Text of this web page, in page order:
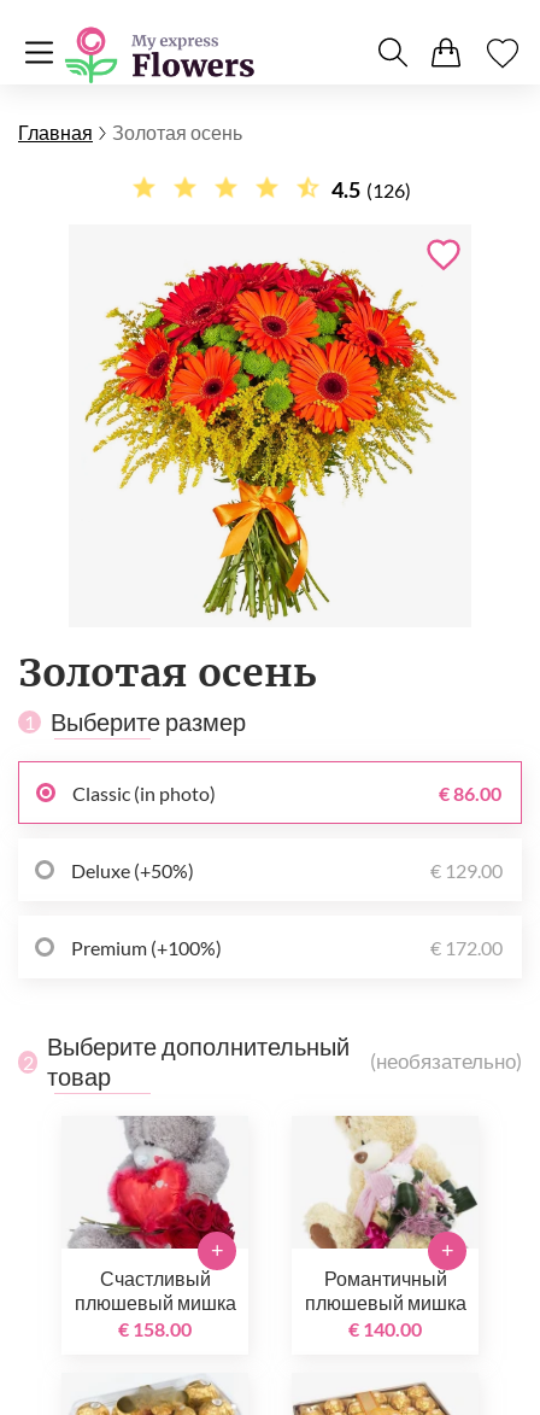
Главная Золотая осень
4.5 (126)
Золотая осень
1 Выберите размер
Classic (in photo) € 86.00
Deluxe (+50%) € 129.00
Premium (+100%) € 172.00
2
Выберите дополнительный
товар
(необязательно)
Счастливый
плюшевый мишка
€ 158.00
+
Романтичный
плюшевый мишка
€ 140.00
+